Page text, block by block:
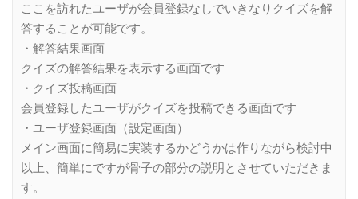
ここを訪れたユーザが会員登録なしでいきなりクイズを解
答することが可能です。
・解答結果画面
クイズの解答結果を表示する画面です
・クイズ投稿画面
会員登録したユーザがクイズを投稿できる画面です
・ユーザ登録画面（設定画面）
メイン画面に簡易に実装するかどうかは作りながら検討中
以上、簡単にですが骨子の部分の説明とさせていただきま
す。